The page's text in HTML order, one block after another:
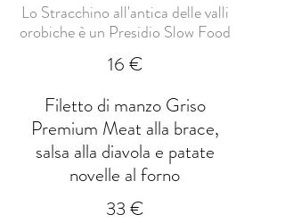
Lo Stracchino all'antica delle valli
orobiche è un Presidio Slow Food
16 €
Filetto di manzo Griso
Premium Meat alla brace,
salsa alla diavola e patate
novelle al forno
33 €